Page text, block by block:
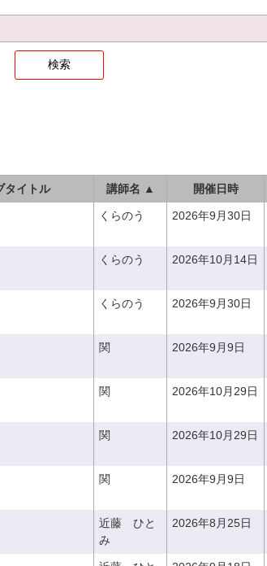
タイトル 講師名 ▲ 開催日時
くらのう 2026年9月30日
くらのう 2026年10月14日
くらのう 2026年9月30日
関 2026年9月9日
関 2026年10月29日
関 2026年10月29日
関 2026年9月9日
近藤 ひと
み
2026年8月25日